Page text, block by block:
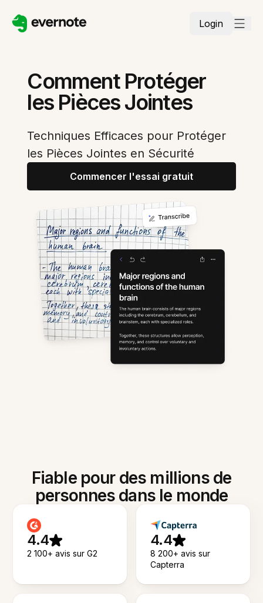
Login
Comment Protéger
les Pièces Jointes
Techniques Efficaces pour Protéger
les Pièces Jointes en Sécurité
Commencer l'essai gratuit
Fiable pour des millions de
personnes dans le monde
4.4
2 100+ avis sur G2
4.4
8 200+ avis sur
Capterra